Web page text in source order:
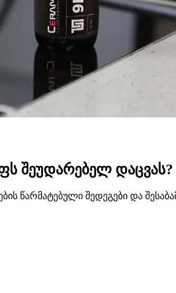
შეუდარებელ დაცვას?
შედეგები და